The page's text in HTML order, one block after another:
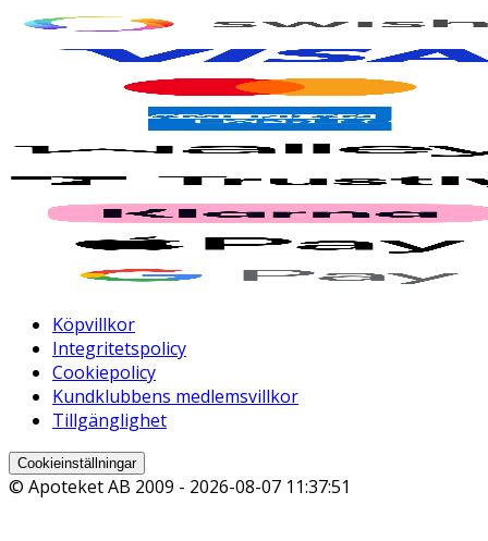
Köpvillkor
Integritetspolicy
Cookiepolicy
Kundklubbens medlemsvillkor
Tillgänglighet
Cookieinställningar
© Apoteket AB 2009 - 2026-08-07 11:37:51